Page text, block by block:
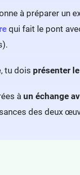
à préparer un
qui fait le pont
tu dois présenter
à un échange
des deux